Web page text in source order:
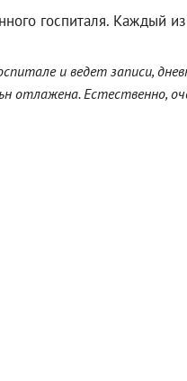
госпиталя. Каждый
и ведет записи,
отлажена. Естественно,